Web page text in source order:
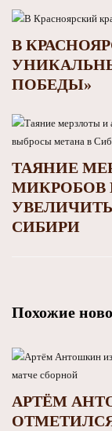
В
ПОБЕДЫ»
ТАЯНИЕ
МИКРОБОВ
СИБИРИ
Похожие
АРТЁМ